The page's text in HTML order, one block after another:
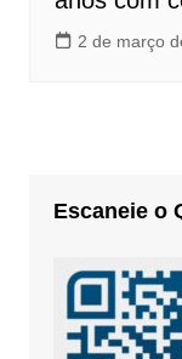
2 de março
Escaneie o